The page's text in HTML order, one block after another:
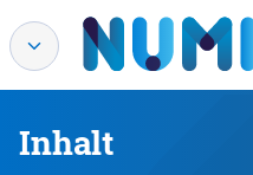
Inhalt